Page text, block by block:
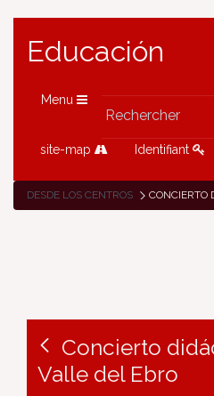
Educación
Menu
site-map Identifiant
DESDE LOS CENTROS CONCIERTO DIDÁCTICO EN
Concierto
Valle del Ebro